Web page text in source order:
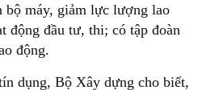
bộ máy, giảm lực lượng lao
động đầu tư, thi; có tập đoàn
động.
dụng, Bộ Xây dựng cho biết,